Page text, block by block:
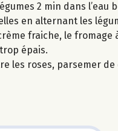
2 min dans
en alternant les
fraiche, le
épais.
les roses, parsemer